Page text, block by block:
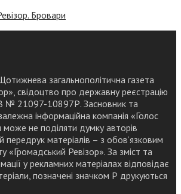
Бровари
загальнополітична газета
свідоцтво про державну реєстрацію
№ 21097-10897Р. Засновник та
інформаційна компанія «Голос
може не поділяти думку авторів
передрук матеріалів – з обов’язковим
«Громадський Ревізор». За зміст та
у рекламних матеріалах відповідає
позначені значком Р друкуються